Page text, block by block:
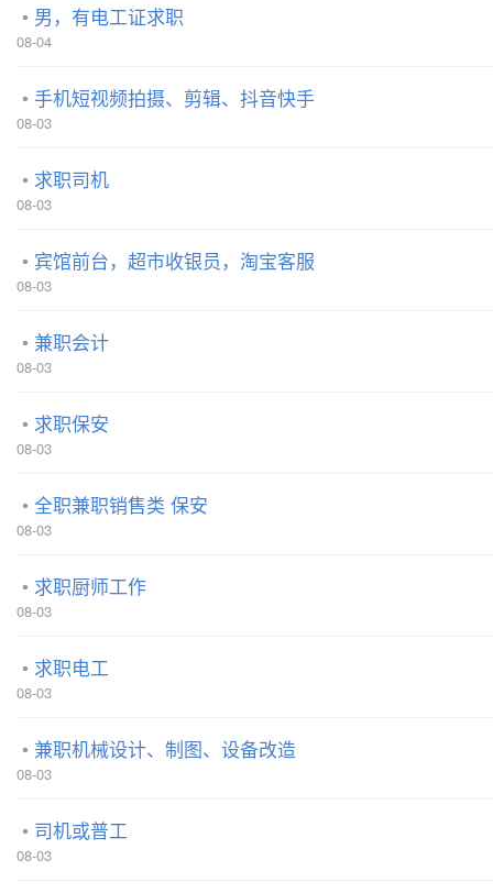
男，有电工证求职
08-04
手机短视频拍摄、剪辑、抖音快手
08-03
求职司机
08-03
宾馆前台，超市收银员，淘宝客服
08-03
兼职会计
08-03
求职保安
08-03
全职兼职销售类 保安
08-03
求职厨师工作
08-03
求职电工
08-03
兼职机械设计、制图、设备改造
08-03
司机或普工
08-03